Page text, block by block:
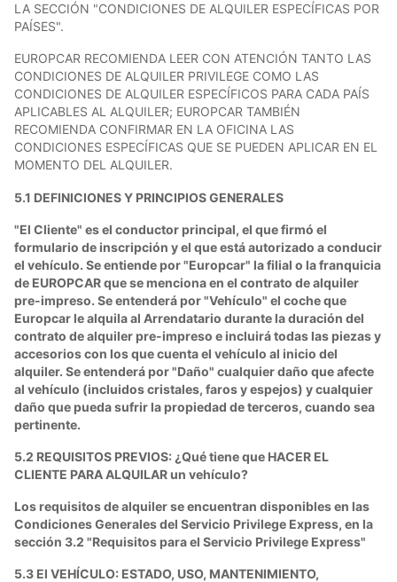
LA SECCIÓN "CONDICIONES DE ALQUILER ESPECÍFICAS POR
PAÍSES".
EUROPCAR RECOMIENDA LEER CON ATENCIÓN TANTO LAS
CONDICIONES DE ALQUILER PRIVILEGE COMO LAS
CONDICIONES DE ALQUILER ESPECÍFICOS PARA CADA PAÍS
APLICABLES AL ALQUILER; EUROPCAR TAMBIÉN
RECOMIENDA CONFIRMAR EN LA OFICINA LAS
CONDICIONES ESPECÍFICAS QUE SE PUEDEN APLICAR EN EL
MOMENTO DEL ALQUILER.
5.1 DEFINICIONES Y PRINCIPIOS GENERALES
"El Cliente" es el conductor principal, el que firmó el
formulario de inscripción y el que está autorizado a conducir
el vehículo. Se entiende por "Europcar" la filial o la franquicia
de EUROPCAR que se menciona en el contrato de alquiler
pre-impreso. Se entenderá por "Vehículo" el coche que
Europcar le alquila al Arrendatario durante la duración del
contrato de alquiler pre-impreso e incluirá todas las piezas y
accesorios con los que cuenta el vehículo al inicio del
alquiler. Se entenderá por "Daño" cualquier daño que afecte
al vehículo (incluidos cristales, faros y espejos) y cualquier
daño que pueda sufrir la propiedad de terceros, cuando sea
pertinente.
5.2 REQUISITOS PREVIOS: ¿Qué tiene que HACER EL
CLIENTE PARA ALQUILAR un vehículo?
Los requisitos de alquiler se encuentran disponibles en las
Condiciones Generales del Servicio Privilege Express, en la
sección 3.2 "Requisitos para el Servicio Privilege Express"
5.3 El VEHÍCULO: ESTADO, USO, MANTENIMIENTO,